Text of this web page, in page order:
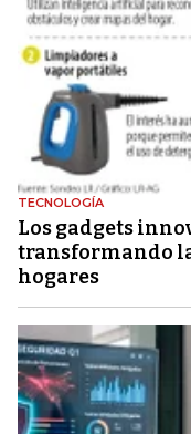
TECNOLOGÍA
Los gadgets
transformando
hogares